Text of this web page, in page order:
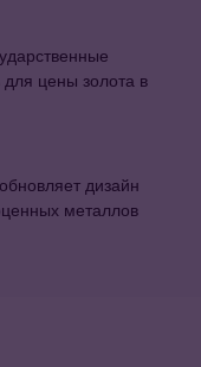
для цены золота в
дизайн
металлов